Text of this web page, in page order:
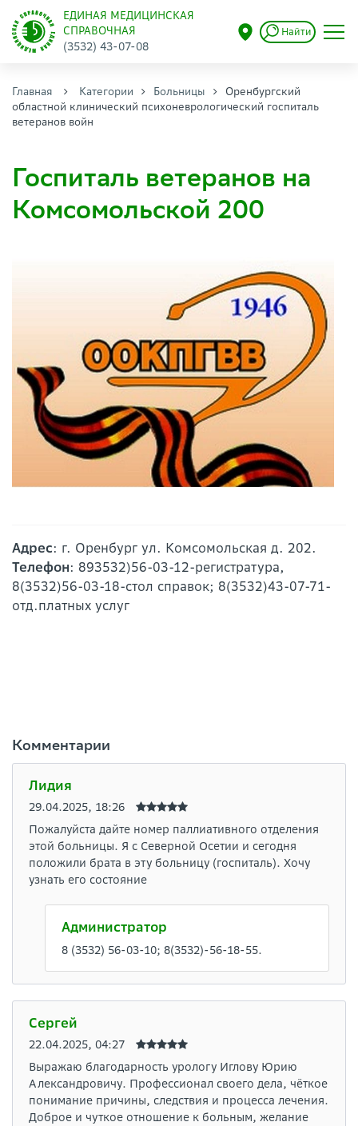
ЕДИНАЯ МЕДИЦИНСКАЯ
СПРАВОЧНАЯ
(3532) 43-07-08
Найти
Главная Категории Больницы
Оренбургский
областной клинический психоневрологический госпиталь
ветеранов войн
Госпиталь ветеранов на
Комсомольской 200
Адрес: г. Оренбург ул. Комсомольская д. 202.
Телефон: 893532)56-03-12-регистратура,
8(3532)56-03-18-стол справок; 8(3532)43-07-71-
отд.платных услуг
Комментарии
Лидия
29.04.2025, 18:26
Пожалуйста дайте номер паллиативного отделения
этой больницы. Я с Северной Осетии и сегодня
положили брата в эту больницу (госпиталь). Хочу
узнать его состояние
Администратор
8 (3532) 56-03-10; 8(3532)-56-18-55.
Сергей
22.04.2025, 04:27
Выражаю благодарность урологу Иглову Юрию
Александровичу. Профессионал своего дела, чёткое
понимание причины, следствия и процесса лечения.
Доброе и чуткое отношение к больным, желание